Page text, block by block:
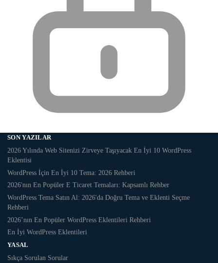
SON YAZILAR
2026 Yılında Web Sitenizi Zirveye Taşıyacak En İyi 10 WordPress
Eklentisi
WordPress İçin En İyi 10 Tema: 2026 Rehberi
2026'nın En Popüler E Ticaret Temaları: Kapsamlı Rehber
WordPress Tema Satın Al: 2026'da Doğru Tema ve Eklenti Seçme
Rehberi
2026’nın En Popüler WordPress Eklentileri Rehberi
En İyi WordPress Eklentileri
YASAL
Sıkça Sorulan Sorular